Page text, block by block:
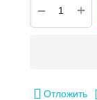
+
−
Отложить